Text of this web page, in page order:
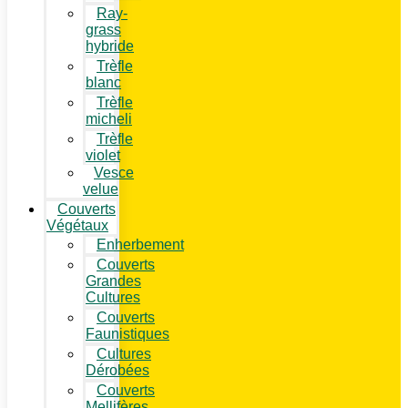
Ray-
grass
hybride
Trèfle
blanc
Trèfle
micheli
Trèfle
violet
Vesce
velue
Couverts
Végétaux
Enherbement
Couverts
Grandes
Cultures
Couverts
Faunistiques
Cultures
Dérobées
Couverts